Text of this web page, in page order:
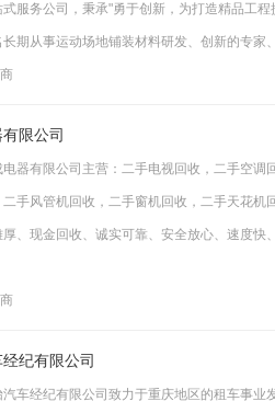
服务公司，秉承"勇于创新，为打造精品工
期从事运动场地铺装材料研发、创新的专家
限公司
器有限公司主营：二手电视回收，二手空
手风管机回收，二手窗机回收，二手天花
、现金回收、诚实可靠、安全放心、速度
纪有限公司
车经纪有限公司致力于重庆地区的租车事